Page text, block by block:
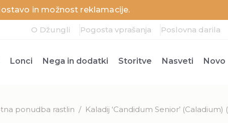
in možnost reklamacije.
O Džungli Pogosta vprašanja Poslovna darila
Lonci Nega in dodatki Storitve Nasveti Novo
ponudba rastlin / Kaladij ‘Candidum Senior’